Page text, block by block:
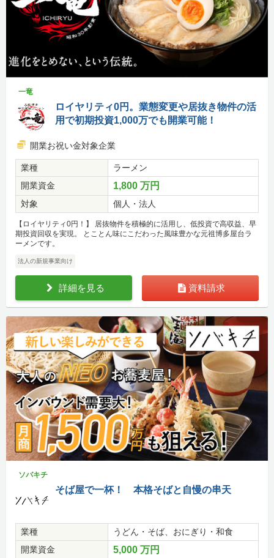
一竜
ロイヤリティ0円。業態変更や居抜き物件の活
用で初期投資1,000万でも開業可能！
開業お祝い金対象企業
業種
ラーメン
開業資金
1,800 万円
対象 個人・法人
【ロイヤリティ0円！】 居抜物件を積極的に活用し、低投資で高収益、早
期投資回収を実現。 とことん味にこだわった風味豊かな元祖博多屋台ラ
ーメンです。
法人の新規事業向け
詳細を見る 資料請求
ソバキチ
そば屋で一杯！ 本格そばと自慢の串天
業種
うどん・そば、おにぎり・和食
開業資金
5,000 万円